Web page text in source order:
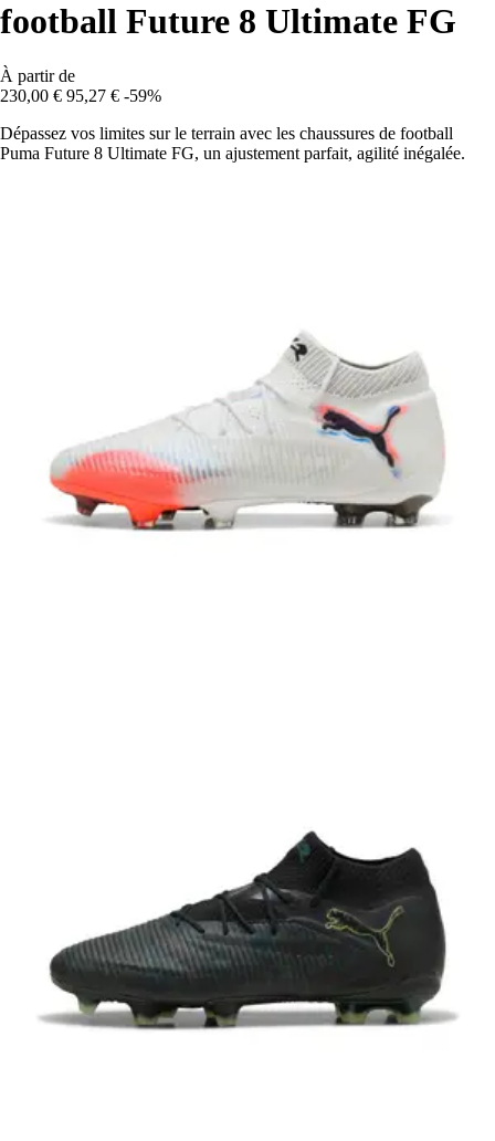
football Future 8 Ultimate FG
À partir de
230,00 € 95,27 € -59%
Dépassez vos limites sur le terrain avec les chaussures de football
Puma Future 8 Ultimate FG, un ajustement parfait, agilité inégalée.